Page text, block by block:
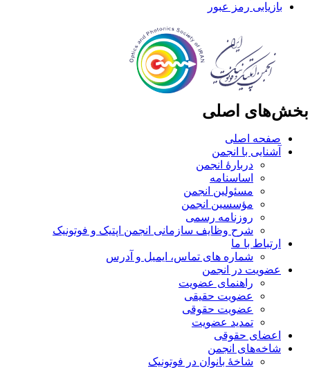
بازیابی رمز عبور
اصلی
صفحه اصلی
آشنایی با انجمن
دربارۀ انجمن
اساسنامه
مسئولین انجمن
مؤسسین انجمن
روزنامه رسمی
شرح وظایف سازمانی انجمن اپتیک و فوتونیک
ارتباط با ما
شماره های تماس، ایمیل و آدرس
عضویت در انجمن
راهنمای عضویت
عضویت حقیقی
عضویت حقوقی
تمدید عضویت
اعضای حقوقی
شاخه‌های انجمن
شاخۀ بانوان در فوتونیک